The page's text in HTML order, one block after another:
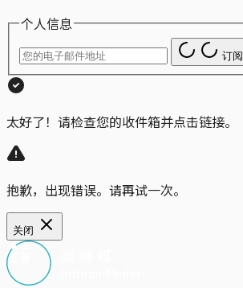
个人信息
订阅
太好了！请检查您的收件箱并点击链接。
抱歉，出现错误。请再试一次。
关闭